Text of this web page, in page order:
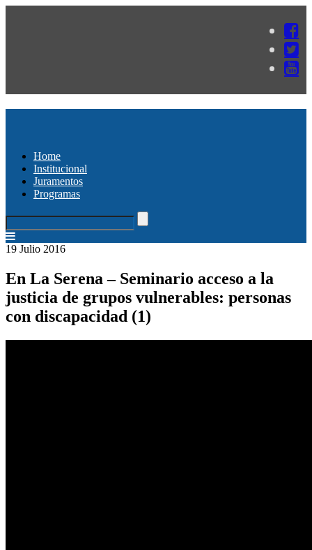
Home
Institucional
Juramentos
Programas
19 Julio 2016
En La Serena – Seminario acceso a la
justicia de grupos vulnerables: personas
con discapacidad (1)